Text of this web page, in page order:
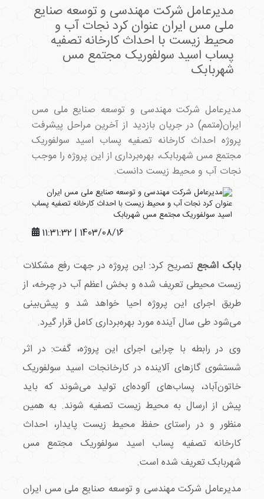
مدیرعامل شرکت مهندسی و توسعه صنایع
ملی مس ایران عنوان کرد نجات آب و
محیط زیست با احداث کارخانه تصفیه
پساب اسید سولفوریک مجتمع مس‌
شهربابک
مدیرعامل شرکت مهندسی و توسعه صنایع ملی مس
ایران(متمم) در جریان بازدید از آخرین مراحل پیشرفت
پروژه احداث کارخانه تصفیه پساب اسید سولفوریک
مجتمع‌ مس شهربابک، بهره‌برداری از این پروژه را موجب
نجات آب و محیط زیست دانست.
1403/08/16 | 11:31:32
بابک اشجعتصریح کرد: این پروژه در جهت رفع مشکلات
زیست محیطی تعریف شده و بخش اعظم آب در چرخه، از
طریق اجرای این پروژه احیا خواهد شد و پیش‌بینی
می‌شود طی سال آینده مورد بهره‌برداری کامل قرار گیرد.
وی در رابطه با چرایی اجرای این پروژه، گفت: در اثر
شستشوی گازهای آلاینده در کارخانجات اسید سولفوریک
خاتون‌آباد، پساب‌های آلوده‌ای تولید می‌شوند که باید
پیش از ارسال به محیط زیست تصفیه شوند. به همین
منظور و در راستای حفظ محیط زیست پایدار، احداث
کارخانه تصفیه پساب اسید سولفوریک مجتمع مس
شهربابک تعریف شده است.
مدیرعامل شرکت مهندسی و توسعه صنایع ملی مس ایران